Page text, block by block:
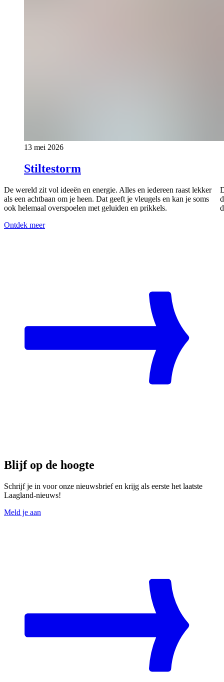
13 mei 2026
Stiltestorm
De wereld zit vol ideeën en energie. Alles en iedereen raast lekker
als een achtbaan om je heen. Dat geeft je vleugels en kan je soms
ook helemaal overspoelen met geluiden en prikkels.
Ontdek meer
Blijf op de hoogte
Schrijf je in voor onze nieuwsbrief en krijg als eerste het laatste
Laagland-nieuws!
Meld je aan